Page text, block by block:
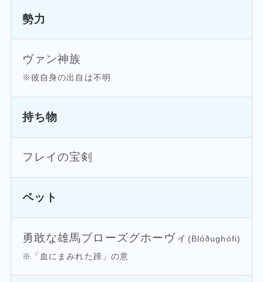
勢力
ヴァン神族
※彼自身の出自は不明
持ち物
フレイの宝剣
ペット
勇敢な雄馬ブローズグホーヴィ (Blóðughófi)
※「血にまみれた蹄」の意